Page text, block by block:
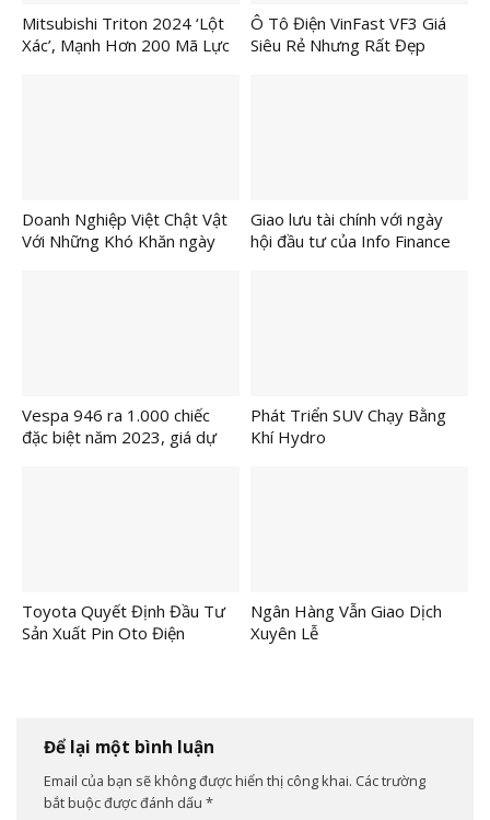
Mitsubishi Triton 2024 ‘Lột
Xác’, Mạnh Hơn 200 Mã Lực
Ô Tô Điện VinFast VF3 Giá
Siêu Rẻ Nhưng Rất Đẹp
Doanh Nghiệp Việt Chật Vật
Với Những Khó Khăn ngày
Giao lưu tài chính với ngày
hội đầu tư của Info Finance
Vespa 946 ra 1.000 chiếc
đặc biệt năm 2023, giá dự
Phát Triển SUV Chạy Bằng
Khí Hydro
Toyota Quyết Định Đầu Tư
Sản Xuất Pin Oto Điện
Ngân Hàng Vẫn Giao Dịch
Xuyên Lễ
Để lại một bình luận
Email của bạn sẽ không được hiển thị công khai. Các trường
bắt buộc được đánh dấu *